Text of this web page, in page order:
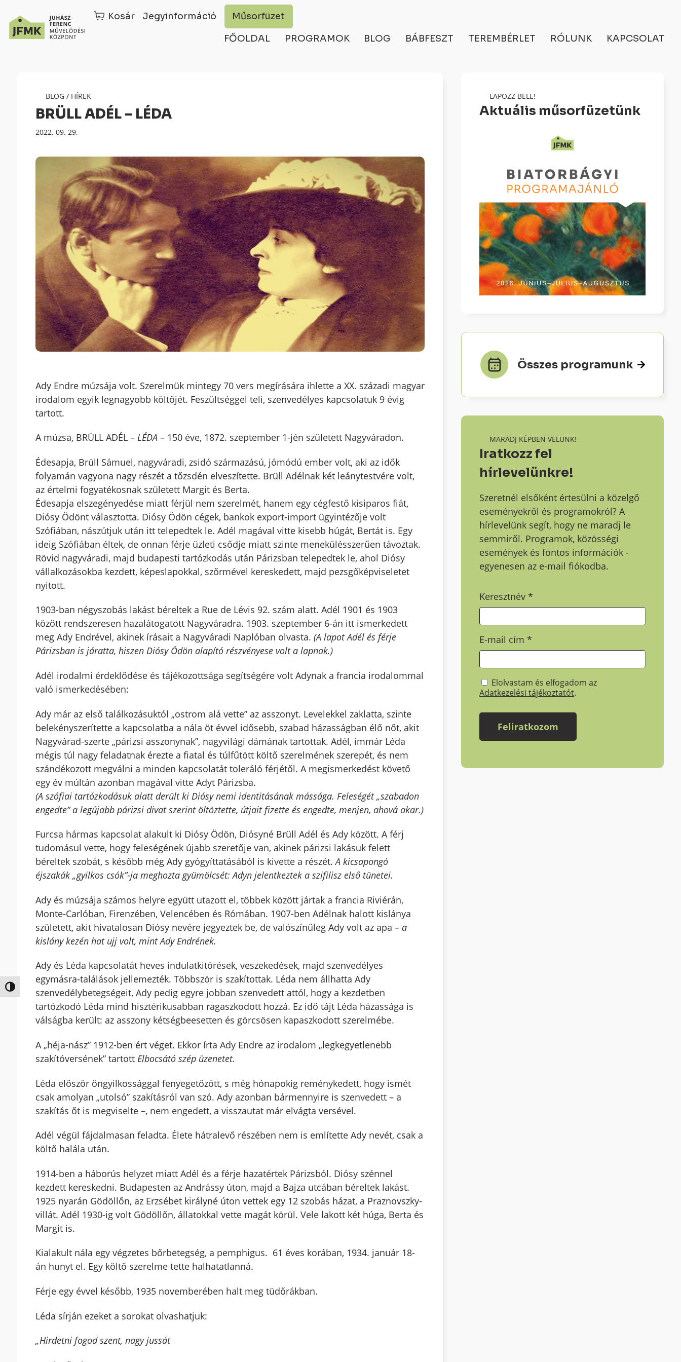
Nagy kontraszt váltása
Kosár Jegyinformáció Műsorfüzet
FŐOLDAL PROGRAMOK BLOG BÁBFESZT TEREMBÉRLET RÓLUNK KAPCSOLAT
BLOG/ HÍREK
BRÜLL ADÉL – LÉDA
Megjelenés
2022. 09. 29.
Ady Endre múzsája volt. Szerelmük mintegy 70 vers megírására ihlette a XX. századi magyar
irodalom egyik legnagyobb költőjét. Feszültséggel teli, szenvedélyes kapcsolatuk 9 évig
tartott.
A múzsa, BRÜLL ADÉL – LÉDA – 150 éve, 1872. szeptember 1-jén született Nagyváradon.
Édesapja, Brüll Sámuel, nagyváradi, zsidó származású, jómódú ember volt, aki az idők
folyamán vagyona nagy részét a tőzsdén elveszítette. Brüll Adélnak két leánytestvére volt,
az értelmi fogyatékosnak született Margit és Berta.
Édesapja elszegényedése miatt férjül nem szerelmét, hanem egy cégfestő kisiparos fiát,
Diósy Ödönt választotta. Diósy Ödön cégek, bankok export-import ügyintézője volt
Szófiában, nászútjuk után itt telepedtek le. Adél magával vitte kisebb húgát, Bertát is. Egy
ideig Szófiában éltek, de onnan férje üzleti csődje miatt szinte menekülésszerűen távoztak.
Rövid nagyváradi, majd budapesti tartózkodás után Párizsban telepedtek le, ahol Diósy
vállalkozásokba kezdett, képeslapokkal, szőrmével kereskedett, majd pezsgőképviseletet
nyitott.
1903-ban négyszobás lakást béreltek a Rue de Lévis 92. szám alatt. Adél 1901 és 1903
között rendszeresen hazalátogatott Nagyváradra. 1903. szeptember 6-án itt ismerkedett
meg Ady Endrével, akinek írásait a Nagyváradi Naplóban olvasta. (A lapot Adél és férje
Párizsban is járatta, hiszen Diósy Ödön alapító részvényese volt a lapnak.)
Adél irodalmi érdeklődése és tájékozottsága segítségére volt Adynak a francia irodalommal
való ismerkedésében:
Ady már az első találkozásuktól „ostrom alá vette” az asszonyt. Levelekkel zaklatta, szinte
belekényszerítette a kapcsolatba a nála öt évvel idősebb, szabad házasságban élő nőt, akit
Nagyvárad-szerte „párizsi asszonynak”, nagyvilági dámának tartottak. Adél, immár Léda
mégis túl nagy feladatnak érezte a fiatal és túlfűtött költő szerelmének szerepét, és nem
szándékozott megválni a minden kapcsolatát toleráló férjétől. A megismerkedést követő
egy év múltán azonban magával vitte Adyt Párizsba.
(A szófiai tartózkodásuk alatt derült ki Diósy nemi identitásának mássága. Feleségét „szabadon
engedte” a legújabb párizsi divat szerint öltöztette, útjait fizette és engedte, menjen, ahová akar.)
Furcsa hármas kapcsolat alakult ki Diósy Ödön, Diósyné Brüll Adél és Ady között. A férj
tudomásul vette, hogy feleségének újabb szeretője van, akinek párizsi lakásuk felett
béreltek szobát, s később még Ady gyógyíttatásából is kivette a részét.A kicsapongó
éjszakák „gyilkos csók”-ja meghozta gyümölcsét: Adyn jelentkeztek a szifilisz első tünetei.
Ady és múzsája számos helyre együtt utazott el, többek között jártak a francia Riviérán,
Monte-Carlóban, Firenzében, Velencében és Rómában. 1907-ben Adélnak halott kislánya
született, akit hivatalosan Diósy nevére jegyeztek be, de valószínűleg Ady volt az apa – a
kislány kezén hat ujj volt, mint Ady Endrének.
Ady és Léda kapcsolatát heves indulatkitörések, veszekedések, majd szenvedélyes
egymásra-találások jellemezték. Többször is szakítottak. Léda nem állhatta Ady
szenvedélybetegségeit, Ady pedig egyre jobban szenvedett attól, hogy a kezdetben
tartózkodó Léda mind hisztérikusabban ragaszkodott hozzá. Ez idő tájt Léda házassága is
válságba került: az asszony kétségbeesetten és görcsösen kapaszkodott szerelmébe.
A „héja-nász” 1912-ben ért véget. Ekkor írta Ady Endre az irodalom „legkegyetlenebb
szakítóversének” tartott Elbocsátó szép üzenetet.
Léda először öngyilkossággal fenyegetőzött, s még hónapokig reménykedett, hogy ismét
csak amolyan „utolsó” szakításról van szó. Ady azonban bármennyire is szenvedett – a
szakítás őt is megviselte –, nem engedett, a visszautat már elvágta versével.
Adél végül fájdalmasan feladta. Élete hátralevő részében nem is említette Ady nevét, csak a
költő halála után.
1914-ben a háborús helyzet miatt Adél és a férje hazatértek Párizsból. Diósy szénnel
kezdett kereskedni. Budapesten az Andrássy úton, majd a Bajza utcában béreltek lakást.
1925 nyarán Gödöllőn, az Erzsébet királyné úton vettek egy 12 szobás házat, a Praznovszky-
villát. Adél 1930-ig volt Gödöllőn, állatokkal vette magát körül. Vele lakott két húga, Berta és
Margit is.
Kialakult nála egy végzetes bőrbetegség, a pemphigus. 61 éves korában, 1934. január 18-
án hunyt el. Egy költő szerelme tette halhatatlanná.
Férje egy évvel később, 1935 novemberében halt meg tüdőrákban.
Léda sírján ezeket a sorokat olvashatjuk:
„Hirdetni fogod szent, nagy jussát
LAPOZZ BELE!
Aktuális műsorfüzetünk
Összes programunk
MARADJ KÉPBEN VELÜNK!
Iratkozz fel
hírlevelünkre!
Szeretnél elsőként értesülni a közelgő
eseményekről és programokról? A
hírlevelünk segít, hogy ne maradj le
semmiről. Programok, közösségi
események és fontos információk -
egyenesen az e-mail fiókodba.
Keresztnév*
E-mail cím*
Elolvastam és elfogadom az
Adatkezelési tájékoztatót.